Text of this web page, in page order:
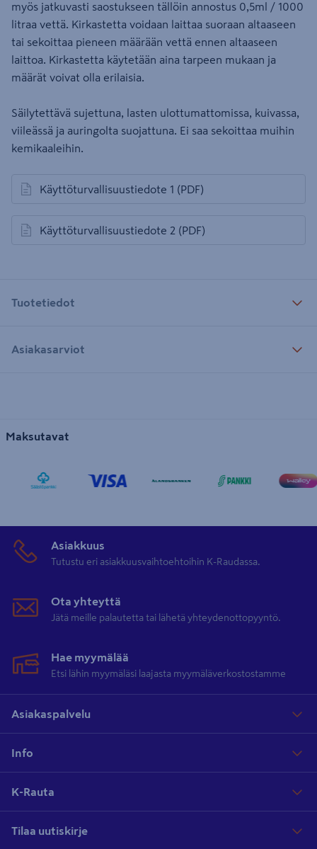
myös jatkuvasti saostukseen tällöin annostus 0,5ml / 1000
litraa vettä. Kirkastetta voidaan laittaa suoraan altaaseen
tai sekoittaa pieneen määrään vettä ennen altaaseen
laittoa. Kirkastetta käytetään aina tarpeen mukaan ja
määrät voivat olla erilaisia.
Säilytettävä sujettuna, lasten ulottumattomissa, kuivassa,
viileässä ja auringolta suojattuna. Ei saa sekoittaa muihin
kemikaaleihin.
Käyttöturvallisuustiedote 1 (PDF)
avautuu uuteen välilehteen
Käyttöturvallisuustiedote 2 (PDF)
avautuu uuteen välilehteen
Tuotetiedot
Asiakasarviot
Maksutavat
Asiakkuus
Tutustu eri asiakkuusvaihtoehtoihin K-Raudassa.
Ota yhteyttä
Jätä meille palautetta tai lähetä yhteydenottopyyntö.
Hae myymälää
Etsi lähin myymäläsi laajasta myymäläverkostostamme
Asiakaspalvelu
Info
K-Rauta
Tilaa uutiskirje